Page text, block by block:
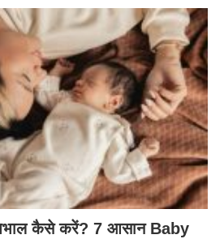
कैसे करें? 7 आसान Baby